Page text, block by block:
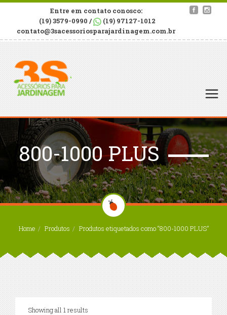
Entre em contato conosco:
(19) 3579-0990 /
(19) 97127-1012
contato@3sacessoriosparajardinagem.com.br
800-1000 PLUS
Home Produtos Produtos etiquetados como “800-1000 PLUS”
Showing all 1 results